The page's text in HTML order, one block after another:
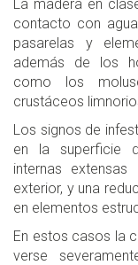
La madera en
contacto con
pasarelas y
además de los
como los
crustáceos
Los signos de
en la superficie
internas
exterior, y una
en elementos
En estos casos la
verse